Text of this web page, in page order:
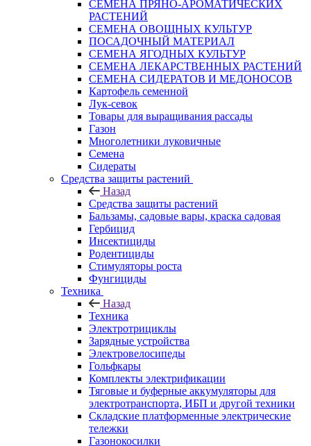
СЕМЕНА ПРЯНО-АРОМАТИЧЕСКИХ
РАСТЕНИЙ
СЕМЕНА ОВОЩНЫХ КУЛЬТУР
ПОСАДОЧНЫЙ МАТЕРИАЛ
СЕМЕНА ЯГОДНЫХ КУЛЬТУР
СЕМЕНА ЛЕКАРСТВЕННЫХ РАСТЕНИЙ
СЕМЕНА СИДЕРАТОВ И МЕДОНОСОВ
Картофель семенной
Лук-севок
Товары для выращивания рассады
Газон
Многолетники луковичные
Семена
Сидераты
Средства защиты растений
Назад
Средства защиты растений
Бальзамы, садовые вары, краска садовая
Гербицид
Инсектициды
Родентициды
Стимуляторы роста
Фунгициды
Техника
Назад
Техника
Электротрициклы
Зарядные устройства
Электровелосипеды
Гольфкары
Комплекты электрификации
Тяговые и буферные аккумуляторы для
электротранспорта, ИБП и другой техники
Складские платформенные электрические
тележки
Газонокосилки